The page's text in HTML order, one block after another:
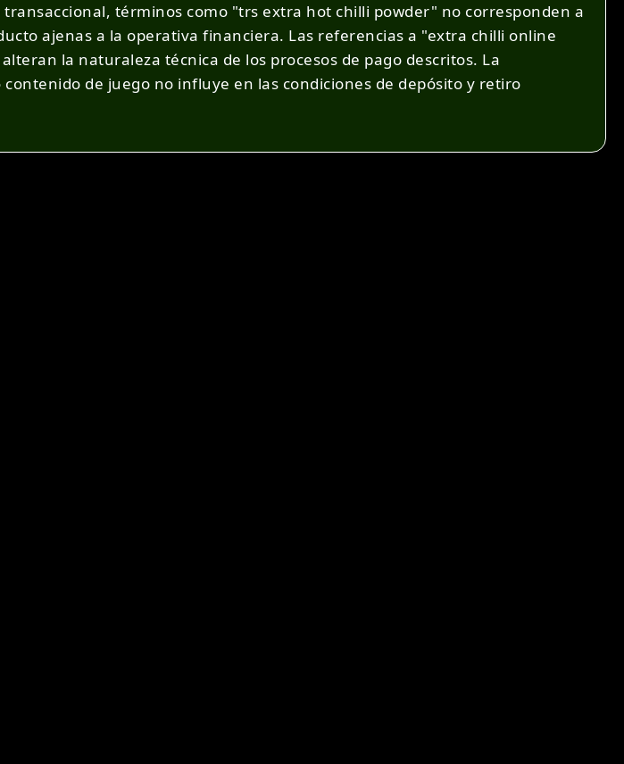
transaccional, términos como "trs extra hot chilli powder" no corresponden a
ajenas a la operativa financiera. Las referencias a "extra chilli online
la naturaleza técnica de los procesos de pago descritos. La
de juego no influye en las condiciones de depósito y retiro